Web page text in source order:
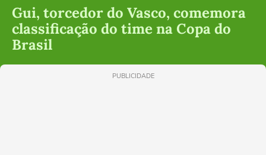
Gui, torcedor do Vasco, comemora
classificação do time na Copa do
Brasil
PUBLICIDADE